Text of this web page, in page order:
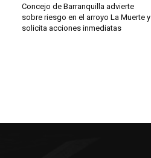
Concejo de Barranquilla advierte
sobre riesgo en el arroyo La Muerte y
solicita acciones inmediatas